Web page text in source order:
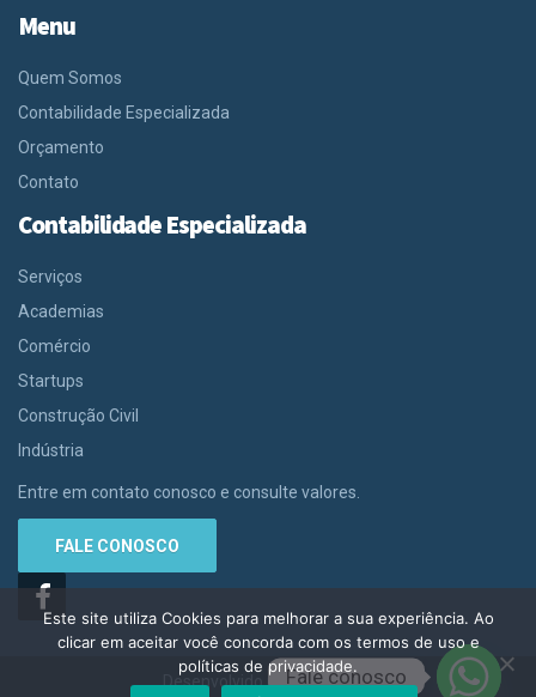
Menu
Quem Somos
Contabilidade Especializada
Orçamento
Contato
Contabilidade Especializada
Serviços
Academias
Comércio
Startups
Construção Civil
Indústria
Entre em contato conosco e consulte valores.
FALE CONOSCO
Desenvolvido porContabilit
Este site utiliza Cookies para melhorar a sua experiência. Ao
clicar em aceitar você concorda com os termos de uso e
políticas de privacidade.
Fale conosco